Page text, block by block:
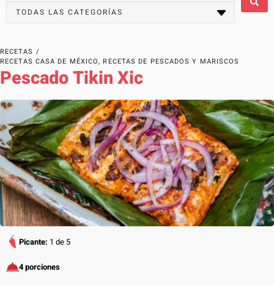
RECETAS /
RECETAS CASA DE MÉXICO, RECETAS DE PESCADOS Y MARISCOS
Pescado Tikin Xic
Picante: 1 de 5
4 porciones